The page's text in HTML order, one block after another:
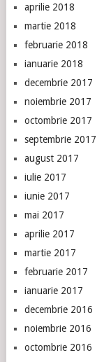
aprilie 2018
martie 2018
februarie 2018
ianuarie 2018
decembrie 2017
noiembrie 2017
octombrie 2017
septembrie 2017
august 2017
iulie 2017
iunie 2017
mai 2017
aprilie 2017
martie 2017
februarie 2017
ianuarie 2017
decembrie 2016
noiembrie 2016
octombrie 2016